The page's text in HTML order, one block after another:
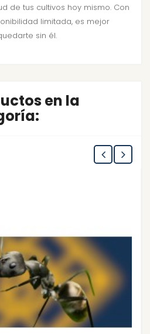
de tus cultivos hoy mismo. Con
limitada, es mejor
sin él.
en la